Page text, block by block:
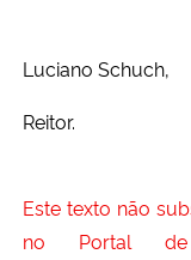
Luciano Schuch,
Reitor.
Este texto não
no Portal de